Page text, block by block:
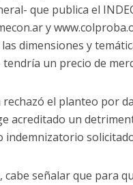
que publica el
y
dimensiones y
un precio de
rechazó el planteo por
acreditado un
cabe señalar que para